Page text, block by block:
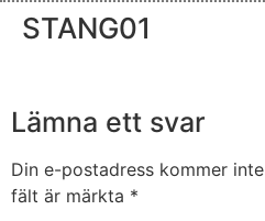
STANG01
Lämna ett svar
Din e-postadress kommer
fält är märkta *